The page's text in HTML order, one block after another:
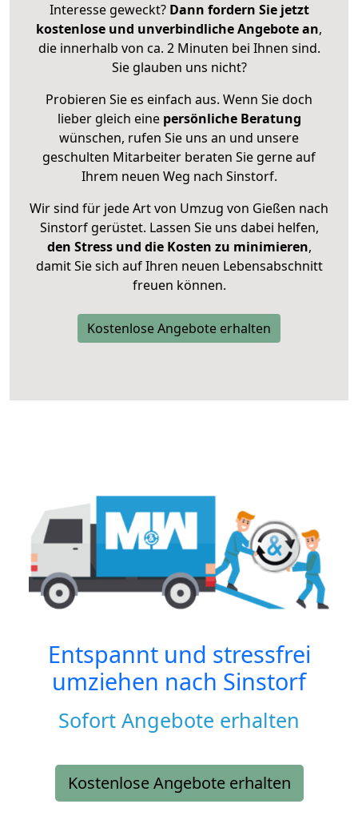
Interesse geweckt? Dann fordern Sie jetzt
kostenlose und unverbindliche Angebote an,
die innerhalb von ca. 2 Minuten bei Ihnen sind.
Sie glauben uns nicht?
Probieren Sie es einfach aus. Wenn Sie doch
lieber gleich eine persönliche Beratung
wünschen, rufen Sie uns an und unsere
geschulten Mitarbeiter beraten Sie gerne auf
Ihrem neuen Weg nach Sinstorf.
Wir sind für jede Art von Umzug von Gießen nach
Sinstorf gerüstet. Lassen Sie uns dabei helfen,
den Stress und die Kosten zu minimieren,
damit Sie sich auf Ihren neuen Lebensabschnitt
freuen können.
Kostenlose Angebote erhalten
Entspannt und stressfrei
umziehen nach Sinstorf
Sofort Angebote erhalten
Kostenlose Angebote erhalten